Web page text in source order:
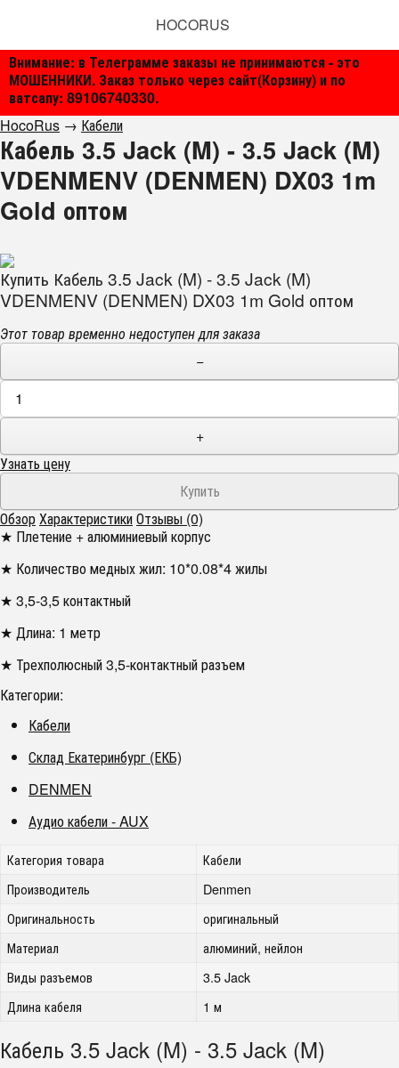
Внимание: в Телеграмме заказы не принимаются - это
МОШЕННИКИ. Заказ только через сайт(Корзину) и по
ватсапу: 89106740330.
HOCORUS
HocoRus → Кабели
Кабель 3.5 Jack (M) - 3.5 Jack (M)
VDENMENV (DENMEN) DX03 1m
Gold оптом
Купить Кабель 3.5 Jack (M) - 3.5 Jack (M)
VDENMENV (DENMEN) DX03 1m Gold оптом
Этот товар временно недоступен для заказа
−
+
Узнать цену
ОбзорХарактеристикиОтзывы (0)
★ Плетение + алюминиевый корпус
★ Количество медных жил: 10*0.08*4 жилы
★ 3,5-3,5 контактный
★ Длина: 1 метр
★ Трехполюсный 3,5-контактный разъем
Категории:
Кабели
Склад Екатеринбург (ЕКБ)
DENMEN
Аудио кабели - AUX
Категория товара
Кабели
Производитель
Denmen
Оригинальность
оригинальный
Материал
алюминий, нейлон
Виды разъемов
3.5 Jack
Длина кабеля
1 м
Кабель 3.5 Jack (M) - 3.5 Jack (M)